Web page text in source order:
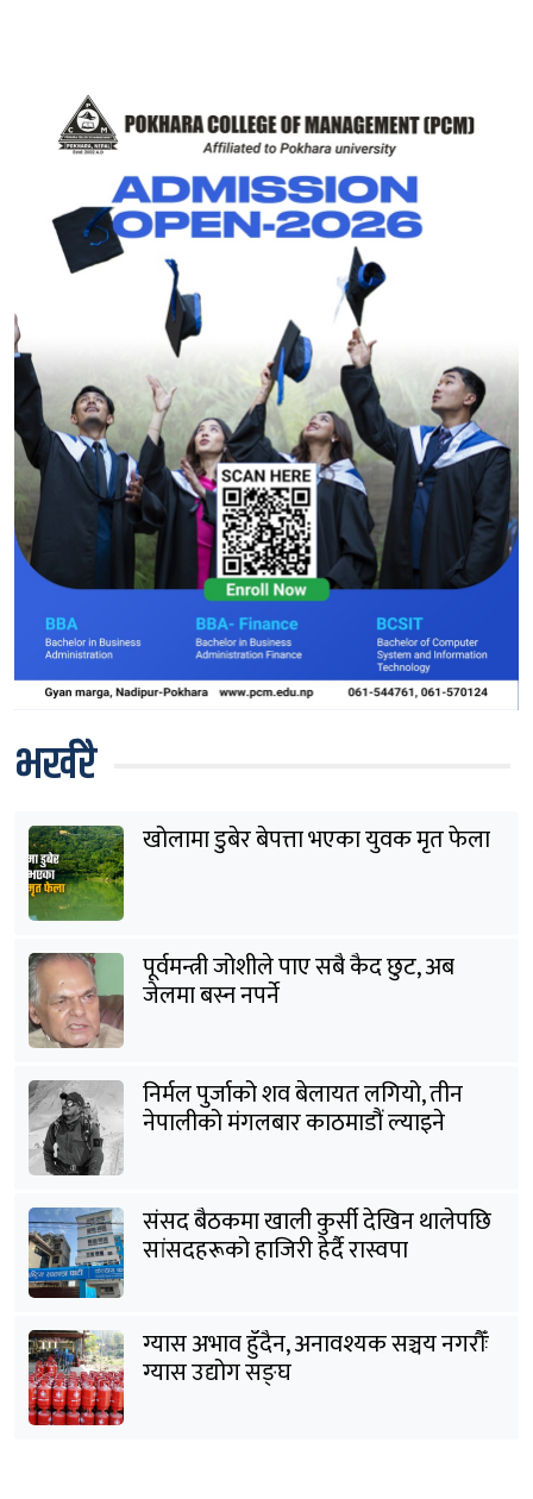
भर्खरै
खोलामा डुबेर बेपत्ता भएका युवक मृत फेला
पूर्वमन्त्री जोशीले पाए सबै कैद छुट, अब
जेलमा बस्न नपर्ने
निर्मल पुर्जाको शव बेलायत लगियो, तीन
नेपालीको मंगलबार काठमाडौं ल्याइने
संसद बैठकमा खाली कुर्सी देखिन थालेपछि
सांसदहरूको हाजिरी हेर्दै रास्वपा
ग्यास अभाव हुँदैन, अनावश्यक सञ्चय नगरौँः
ग्यास उद्योग सङ्घ